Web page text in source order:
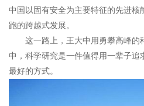
中国以固有安全为主要特征的先进核
跑的跨越式发展。
这一路上，王大中用勇攀高峰的
中，科学研究是一件值得用一辈子追
最好的方式。